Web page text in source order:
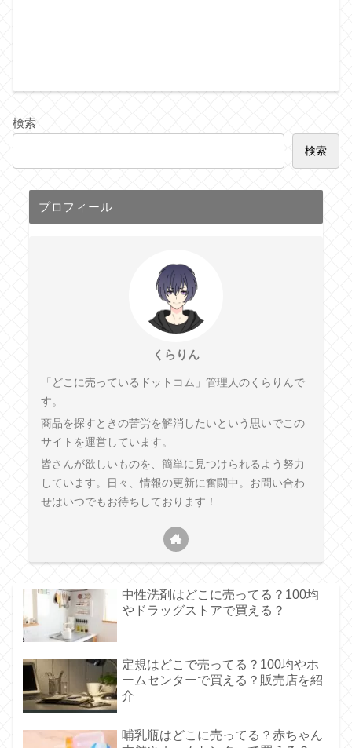
検索
検索
プロフィール
くらりん
「どこに売っているドットコム」管理人のくらりんで
す。
商品を探すときの苦労を解消したいという思いでこの
サイトを運営しています。
皆さんが欲しいものを、簡単に見つけられるよう努力
しています。日々、情報の更新に奮闘中。お問い合わ
せはいつでもお待ちしております！
中性洗剤はどこに売ってる？100均
やドラッグストアで買える？
定規はどこで売ってる？100均やホ
ームセンターで買える？販売店を紹
介
哺乳瓶はどこに売ってる？赤ちゃん